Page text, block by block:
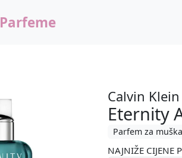
Parfeme
Calvin Klein
Eternity
Parfem za
NAJNIŽE CIJENE